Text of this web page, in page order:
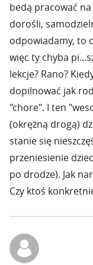
bedą pracować
dorośli,
odpowiadamy, to
więc ty chyba
lekcje? Rano?
dopilnować jak
"chore". I ten
(okrężną drogą)
stanie się
przeniesienie
po drodze). Jak
Czy ktoś